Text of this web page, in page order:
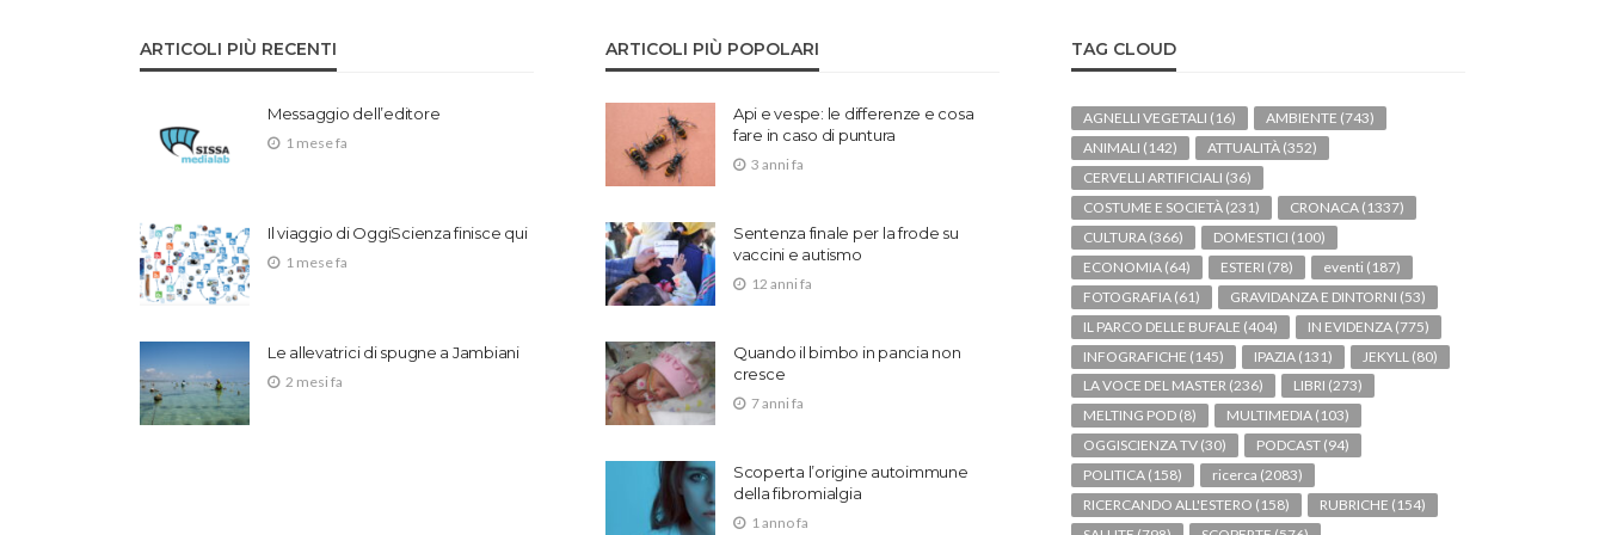
ARTICOLI PIÙ RECENTI
Messaggio dell’editore
1 mese fa
Il viaggio di OggiScienza finisce qui
1 mese fa
Le allevatrici di spugne a Jambiani
2 mesi fa
ARTICOLI PIÙ POPOLARI
Api e vespe: le differenze e cosa
fare in caso di puntura
3 anni fa
Sentenza finale per la frode su
vaccini e autismo
12 anni fa
Quando il bimbo in pancia non
cresce
7 anni fa
Scoperta l’origine autoimmune
della fibromialgia
1 anno fa
TAG CLOUD
AGNELLI VEGETALI (16) AMBIENTE (743)
ANIMALI (142) ATTUALITÀ (352)
CERVELLI ARTIFICIALI (36)
COSTUME E SOCIETÀ (231) CRONACA (1337)
CULTURA (366) DOMESTICI (100)
ECONOMIA (64) ESTERI (78) eventi (187)
FOTOGRAFIA (61) GRAVIDANZA E DINTORNI (53)
IL PARCO DELLE BUFALE (404) IN EVIDENZA (775)
INFOGRAFICHE (145) IPAZIA (131) JEKYLL (80)
LA VOCE DEL MASTER (236) LIBRI (273)
MELTING POD (8) MULTIMEDIA (103)
OGGISCIENZA TV (30) PODCAST (94)
POLITICA (158) ricerca (2083)
RICERCANDO ALL'ESTERO (158) RUBRICHE (154)